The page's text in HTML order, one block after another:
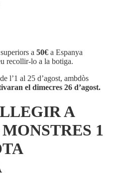
a 50€ a Espanya
recollir-lo a la botiga.
l’1 al 25 d’agost, ambdòs
el dimecres 26 d’agost.
A
1